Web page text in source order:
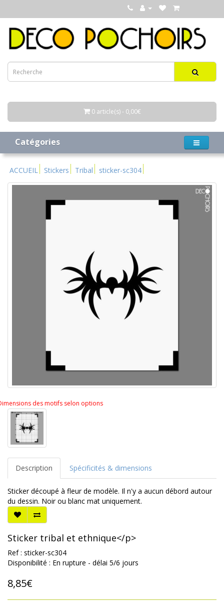
0 article(s) - 0,00€
Catégories
ACCUEIL Stickers Tribal sticker-sc304
des motifs selon options
Description Spécificités & dimensions
Sticker découpé à fleur de modèle. Il n'y a aucun débord autour
du dessin. Noir ou blanc mat uniquement.
Sticker tribal et ethnique</p>
Ref : sticker-sc304
Disponibilité : En rupture - délai 5/6 jours
8,85€